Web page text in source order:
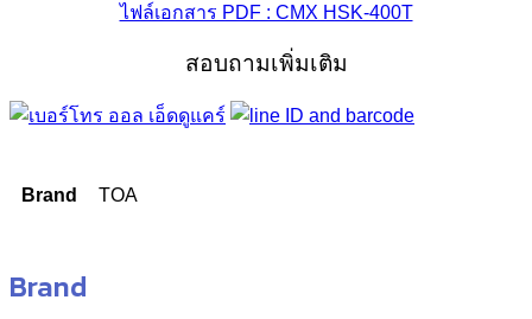
ไฟล์เอกสาร PDF : CMX HSK-400T
สอบถามเพิ่มเติม
Brand TOA
Brand